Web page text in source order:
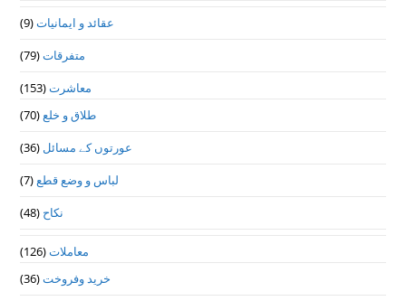
عقائد و ایمانیات(9)
متفرقات(79)
معاشرت(153)
طلاق و خلع(70)
عورتوں کے مسائل (36)
لباس و وضع قطع(7)
نکاح (48)
معاملات(126)
خرید وفروخت(36)